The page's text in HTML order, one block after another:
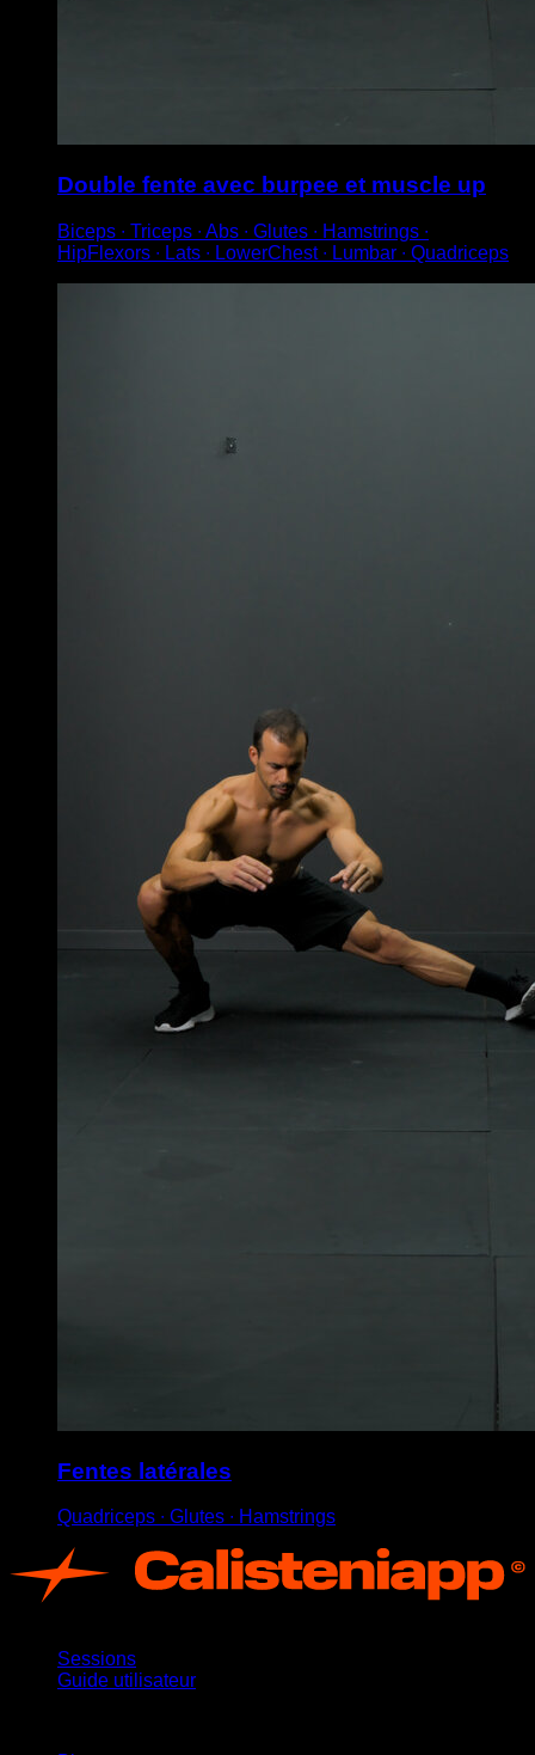
Double fente avec burpee et muscle up
Biceps ∙ Triceps ∙ Abs ∙ Glutes ∙ Hamstrings ∙
HipFlexors ∙ Lats ∙ LowerChest ∙ Lumbar ∙ Quadriceps
Fentes latérales
Quadriceps ∙ Glutes ∙ Hamstrings
Sessions
Guide utilisateur